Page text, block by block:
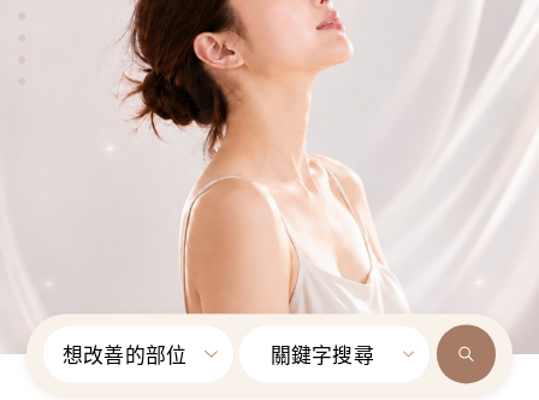
想改善的部位 關鍵字搜尋